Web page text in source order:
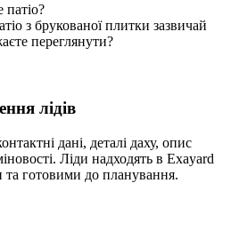
з брукованої плитки зазвичай
переглянути?
лідів
дані, деталі даху, опис
Ліди надходять в Exayard
та готовими до планування.